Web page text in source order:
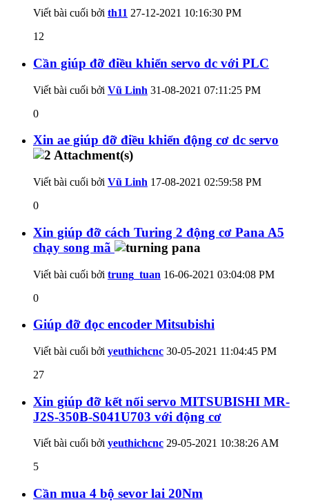
Viết bài cuối bởi th11 27-12-2021 10:16:30 PM
12
Cần giúp đỡ điều khiển servo dc với PLC
Viết bài cuối bởi Vũ Linh 31-08-2021 07:11:25 PM
0
Xin ae giúp đỡ điều khiển động cơ dc servo
Viết bài cuối bởi Vũ Linh 17-08-2021 02:59:58 PM
0
Xin giúp đỡ cách Turing 2 động cơ Pana A5
chạy song mã
Viết bài cuối bởi trung_tuan 16-06-2021 03:04:08 PM
0
Giúp đỡ đọc encoder Mitsubishi
Viết bài cuối bởi yeuthichcnc 30-05-2021 11:04:45 PM
27
Xin giúp đỡ kết nối servo MITSUBISHI MR-
J2S-350B-S041U703 với động cơ
Viết bài cuối bởi yeuthichcnc 29-05-2021 10:38:26 AM
5
Cần mua 4 bộ sevor lai 20Nm